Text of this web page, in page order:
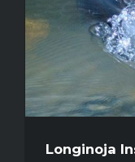
Longinoja